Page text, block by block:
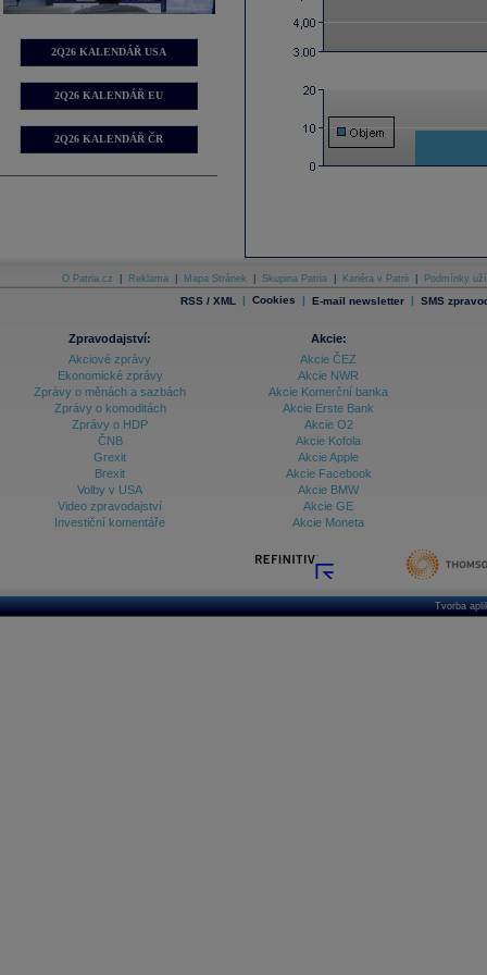
2Q26 KALENDÁŘ USA
2Q26 KALENDÁŘ EU
2Q26 KALENDÁŘ ČR
O Patria.cz Reklama Mapa Stránek Skupina Patria Kariéra v Patrii Podmínky
RSS / XML | Cookies | E-mail newsletter | SMS
Zpravodajství:
Akciové zprávy
Ekonomické zprávy
Zprávy o měnách a sazbách
Zprávy o komoditách
Zprávy o HDP
ČNB
Grexit
Brexit
Volby v USA
Video zpravodajství
Investiční komentáře
Akcie:
Akcie ČEZ
Akcie NWR
Akcie Komerční banka
Akcie Erste Bank
Akcie O2
Akcie Kofola
Akcie Apple
Akcie Facebook
Akcie BMW
Akcie GE
Akcie Moneta
Tvorba